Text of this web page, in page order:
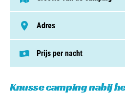
Knusse camping nabij
75 - 250 plaatsen
Adres
Rue Claude Bassot 270, 88800,
Prijs per nacht
Staanplaatsen v.a. € 18,50